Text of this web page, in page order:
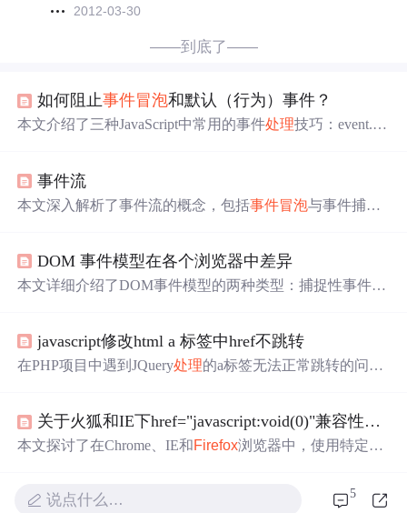
2012-03-30
——到底了——
如何阻止事件冒泡和默认（行为）事件？
本文介绍了三种JavaScript中常用的事件处理技巧：event.sto
取消默认行为。文章详细解释了这些方法在不同浏览器
（如IE和 Firefox）中的实现方式。
事件流
本文深入解析了事件流的概念，包括事件冒泡与事件捕获
规范下的事件流三个阶段：事件捕获阶段、处于目标阶段
和事件冒泡阶段。
DOM 事件模型在各个浏览器中差异
本文详细介绍了DOM事件模型的两种类型：捕捉性事件和
定方式。
javascript修改html a 标签中href不跳转
在PHP项目中遇到JQuery处理的a标签无法正常跳转的问
冒泡，或使用setTimeout延迟执行window.location.href。这
种问题在IE6浏览器以及链接为空或设为javascript:;/javascrip
关于火狐和IE下href="javascript:void(0)"兼容性的问题
本文探讨了在Chrome、IE和Firefox浏览器中，使用特定HT
说点什么… 5